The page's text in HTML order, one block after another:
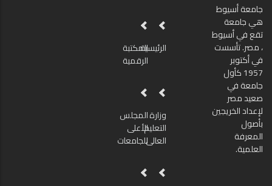
جامعة أسيوط
هي جامعة
تقع في أسيوط
، مصر. تأسست
في أكتوبر
1957 كأول
جامعة في
صعيد مصر
لإعداد الخريجين
بأصول
المعرفة
العلمية.
الرئيسيةالمكتبة
الرقمية
وزارة
التعليم
العالى
المجلس
الأعلى
للجامعات